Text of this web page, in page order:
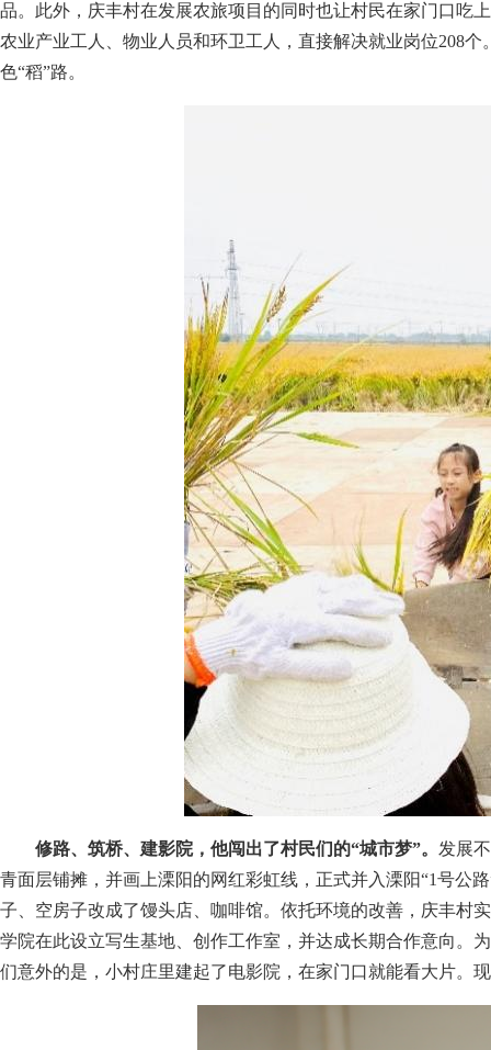
品。此外，庆丰村在发展农旅项目的同时也让村民在家门口吃
农业产业工人、物业人员和环卫工人，直接解决就业岗位208
色“稻”路。
修路、筑桥、建影院，他闯出了村民们的“城市梦”。 发展
青面层铺摊，并画上溧阳的网红彩虹线，正式并入溧阳“1号公
子、空房子改成了馒头店、咖啡馆。依托环境的改善，庆丰村
学院在此设立写生基地、创作工作室，并达成长期合作意向。
们意外的是，小村庄里建起了电影院，在家门口就能看大片。